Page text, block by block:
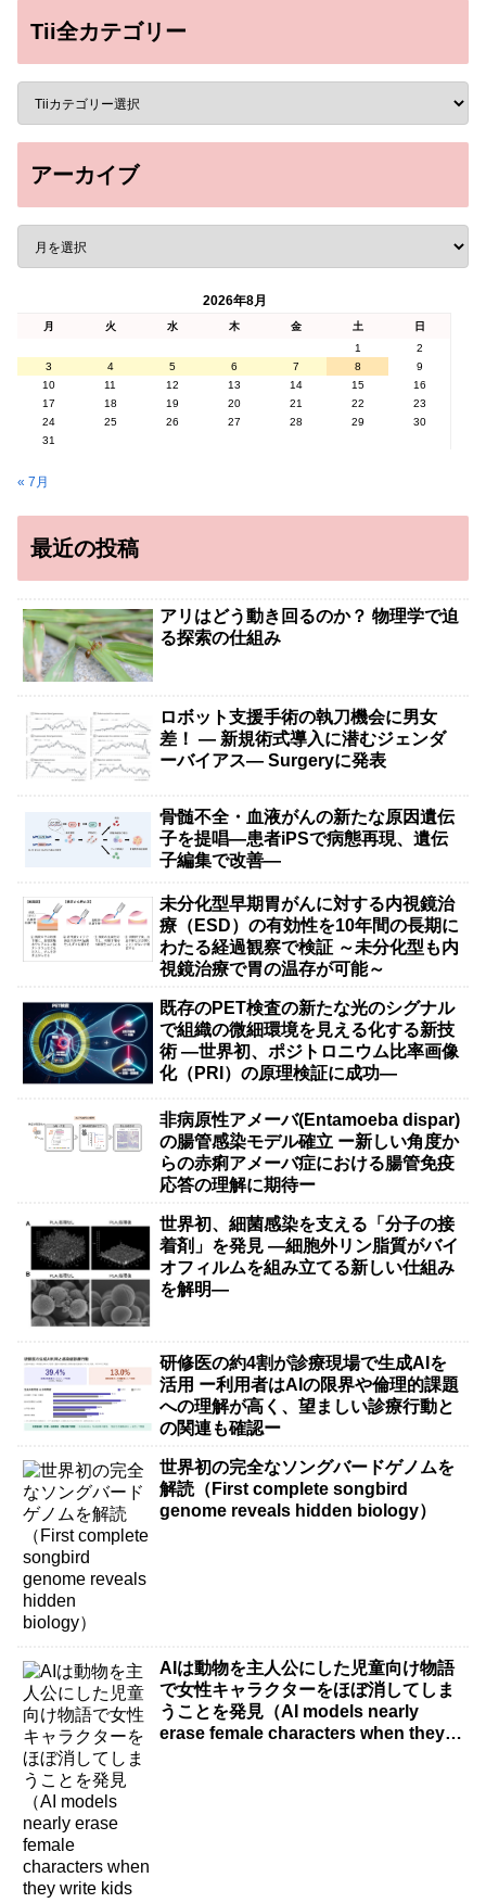
Tii全カテゴリー
アーカイブ
2026年8月
月 火 水 木 金 土
日
1
2
3
4 5 6 7 8
9
10
11 12 13 14 15
16
17
18 19 20 21 22
23
24
25 26 27 28 29
30
31
« 7月
最近の投稿
アリはどう動き回るのか？ 物理学で迫
る探索の仕組み
ロボット支援手術の執刀機会に男女
差！ — 新規術式導入に潜むジェンダ
ーバイアス— Surgeryに発表
骨髄不全・血液がんの新たな原因遺伝
子を提唱―患者iPSで病態再現、遺伝
子編集で改善―
未分化型早期胃がんに対する内視鏡治
療（ESD）の有効性を10年間の長期に
わたる経過観察で検証 ～未分化型も内
視鏡治療で胃の温存が可能～
既存のPET検査の新たな光のシグナル
で組織の微細環境を見える化する新技
術 ―世界初、ポジトロニウム比率画像
化（PRI）の原理検証に成功―
非病原性アメーバ(Entamoeba dispar)
の腸管感染モデル確立 ー新しい角度か
らの赤痢アメーバ症における腸管免疫
応答の理解に期待ー
世界初、細菌感染を支える「分子の接
着剤」を発見 ―細胞外リン脂質がバイ
オフィルムを組み立てる新しい仕組み
を解明―
研修医の約4割が診療現場で生成AIを
活用 ー利用者はAIの限界や倫理的課題
への理解が高く、望ましい診療行動と
の関連も確認ー
世界初の完全なソングバードゲノムを
解読（First complete songbird
genome reveals hidden biology）
AIは動物を主人公にした児童向け物語
で女性キャラクターをほぼ消してしま
うことを発見（AI models nearly
erase female characters when they